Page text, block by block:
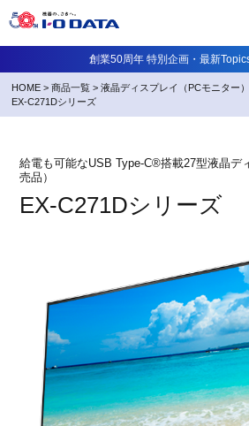
創業50周年 特別企画・最新
HOME >商品一覧 >液晶ディスプレイ（PCモニター）
EX-C271Dシリーズ
給電も可能なUSB Type-C®搭載27型液晶デ
売品）
EX-C271Dシリーズ